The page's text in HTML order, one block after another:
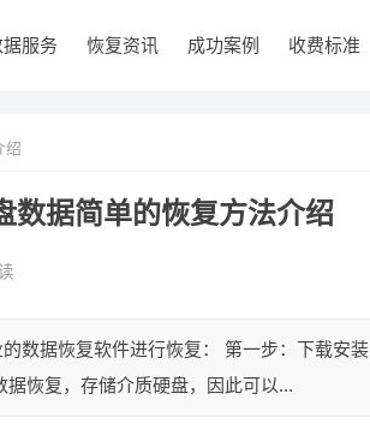
据服务 恢复资讯 成功案例 收费标准
绍
数据简单的恢复方法介绍
数据恢复软件进行恢复： 第一步：下载安装
恢复，存储介质硬盘，因此可以...